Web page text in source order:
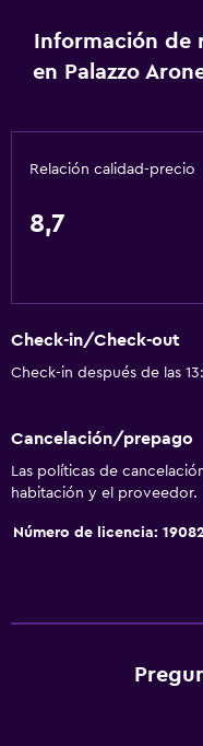
Cafetera
Comedor
General
Acceso al salón
Piso de parquet o
Sofá
Habitaciones
Información de
en Palazzo
Relación calidad-precio
8,7
Check-in/Check-out
Check-in después de las
Cancelación/prepago
Las políticas de
habitación y el proveedor.
Número de licencia: